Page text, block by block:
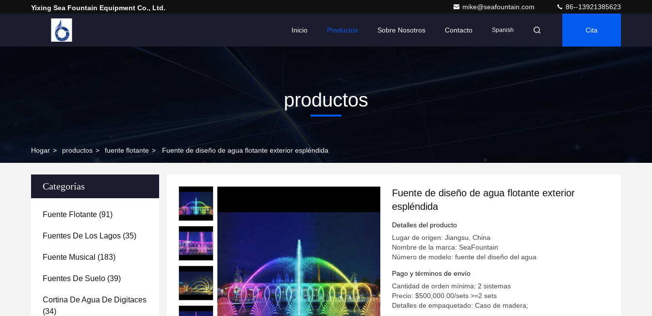
Yixing Sea Fountain Equipment Co., Ltd. mike@seafountain.com 86--13921385623
Inicio Productos Sobre Nosotros Contacto Spanish Cita
productos
Hogar > productos > fuente flotante > Fuente de diseño de agua flotante exterior espléndida
Categorías
Fuente Flotante (91)
Fuentes De Los Lagos (35)
Fuente Musical (183)
Fuentes De Suelo (39)
Cortina De Agua De Digitaces
(34)
Fuente de diseño de agua flotante exterior
espléndida
Detalles del producto
Lugar de origen: Jiangsu, China
Nombre de la marca: SeaFountain
Número de modelo: fuente del diseño del agua
Pago y términos de envío
Cantidad de orden mínima: 2 sistemas
Precio: $500,000.00/sets >=2 sets
Detalles de empaquetado: Caso de madera;